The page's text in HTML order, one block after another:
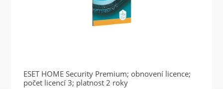
ESET HOME Security Premium; obnovení licence;
počet licencí 3; platnost 2 roky